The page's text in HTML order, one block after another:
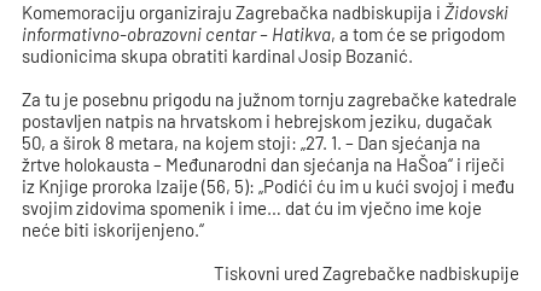
Komemoraciju organiziraju Zagrebačka nadbiskupija iŽidovski
informativno-obrazovni centar – Hatikva, a tom će se prigodom
sudionicima skupa obratiti kardinal Josip Bozanić.
Za tu je posebnu prigodu na južnom tornju zagrebačke katedrale
postavljen natpis na hrvatskom i hebrejskom jeziku, dugačak
50, a širok 8 metara, na kojem stoji: „27. 1. – Dan sjećanja na
žrtve holokausta – Međunarodni dan sjećanja na HaŠoa“ i riječi
iz Knjige proroka Izaije (56, 5): „Podići ću im u kući svojoj i među
svojim zidovima spomenik i ime… dat ću im vječno ime koje
neće biti iskorijenjeno.“
Tiskovni ured Zagrebačke nadbiskupije